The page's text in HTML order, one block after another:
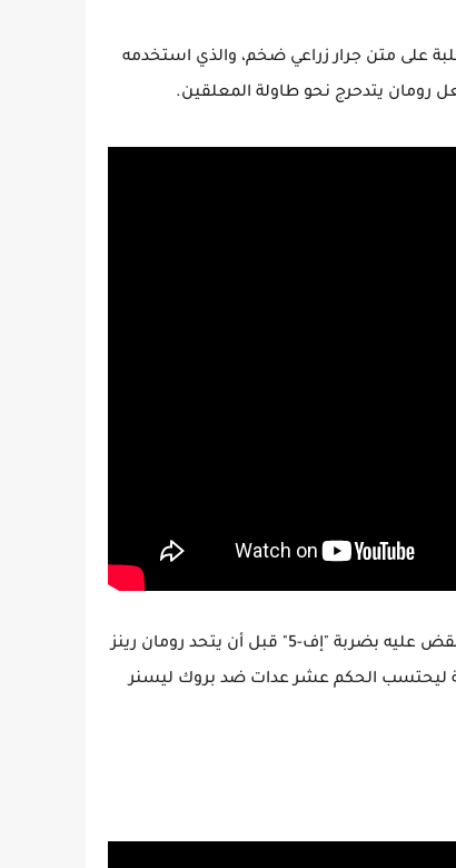
على متن جرار زراعي ضخم، والذي استخدمه
رومان يتدحرج نحو طاولة المعلقين.
وقد حاول ثيري صرف الحقيبة أثناء المباراة لكن بروك ليسنر انقض عليه بضربة "إف-5" قبل أن يتحد رومان رينز
ليحتسب الحكم عشر عدات ضد بروك ليسنر